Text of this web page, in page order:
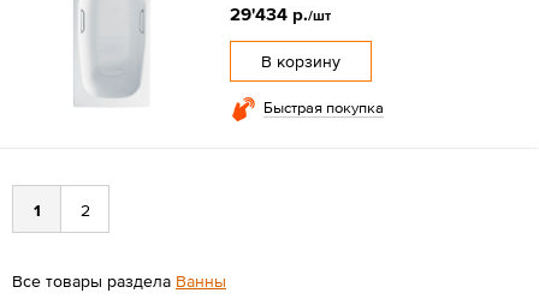
29'434 р./шт
В корзину
Быстрая покупка
1 2
Все товары раздела Ванны